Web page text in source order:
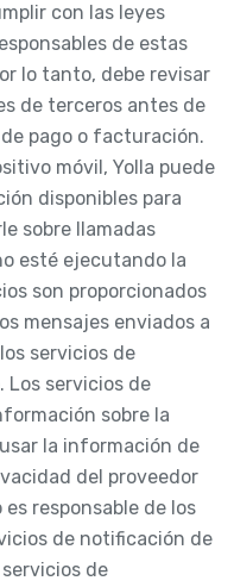
con las leyes
de estas
lo tanto, debe revisar
de terceros antes de
pago o facturación.
móvil, Yolla puede
disponibles para
sobre llamadas
esté ejecutando la
son proporcionados
mensajes enviados a
servicios de
Los servicios de
sobre la
la información de
del proveedor
responsable de los
de notificación de
de